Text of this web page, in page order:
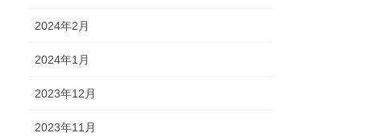
2024年2月
2024年1月
2023年12月
2023年11月